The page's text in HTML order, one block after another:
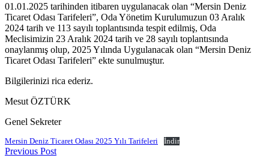
01.01.2025 tarihinden itibaren uygulanacak olan “Mersin Deniz
Ticaret Odası Tarifeleri”, Oda Yönetim Kurulumuzun 03 Aralık
2024 tarih ve 113 sayılı toplantısında tespit edilmiş, Oda
Meclisimizin 23 Aralık 2024 tarih ve 28 sayılı toplantısında
onaylanmış olup, 2025 Yılında Uygulanacak olan “Mersin Deniz
Ticaret Odası Tarifeleri” ekte sunulmuştur.
Bilgilerinizi rica ederiz.
Mesut ÖZTÜRK
Genel Sekreter
Mersin Deniz Ticaret Odası 2025 Yılı Tarifeleri İndir
Previous Post